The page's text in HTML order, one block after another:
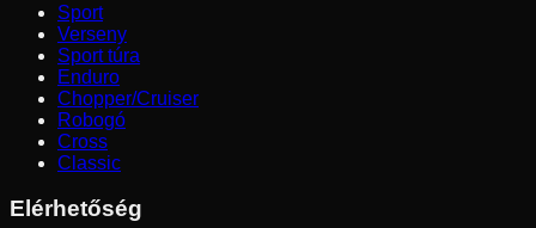
Sport
Verseny
Sport túra
Enduro
Chopper/Cruiser
Robogó
Cross
Classic
Elérhetőség